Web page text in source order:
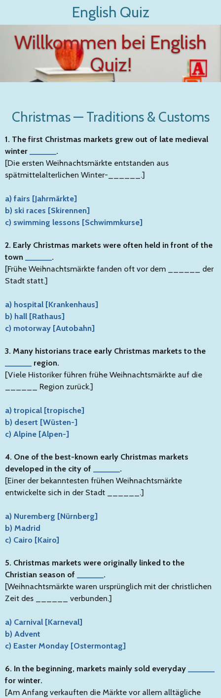
springen
English Quiz
Willkommen bei English
Quiz!
Christmas — Traditions & Customs
1. The first Christmas markets grew out of late medieval
winter
.
[Die ersten Weihnachtsmärkte entstanden aus
spätmittelalterlichen Winter-______.]
a) fairs [Jahrmärkte]
b) ski races [Skirennen]
c) swimming lessons [Schwimmkurse]
2. Early Christmas markets were often held in front of the
town
.
[Frühe Weihnachtsmärkte fanden oft vor dem ______ der
Stadt statt.]
a) hospital [Krankenhaus]
b) hall [Rathaus]
c) motorway [Autobahn]
3. Many historians trace early Christmas markets to the
region.
[Viele Historiker führen frühe Weihnachtsmärkte auf die
______ Region zurück.]
a) tropical [tropische]
b) desert [Wüsten-]
c) Alpine [Alpen-]
4. One of the best-known early Christmas markets
developed in the city of
.
[Einer der bekanntesten frühen Weihnachtsmärkte
entwickelte sich in der Stadt ______.]
a) Nuremberg [Nürnberg]
b) Madrid
c) Cairo [Kairo]
5. Christmas markets were originally linked to the
Christian season of
.
[Weihnachtsmärkte waren ursprünglich mit der christlichen
Zeit des ______ verbunden.]
a) Carnival [Karneval]
b) Advent
c) Easter Monday [Ostermontag]
6. In the beginning, markets mainly sold everyday
for winter.
[Am Anfang verkauften die Märkte vor allem alltägliche